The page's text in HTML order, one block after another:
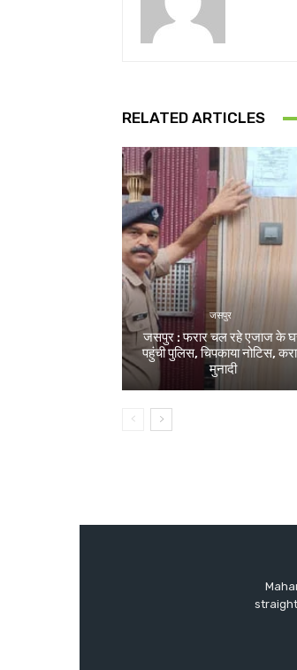
RELATED ARTICLES
जसपुर
जसपुर : फरार चल रहे एजाज के
पहुंची पुलिस, चिपकाया नोटिस,
मुनादी